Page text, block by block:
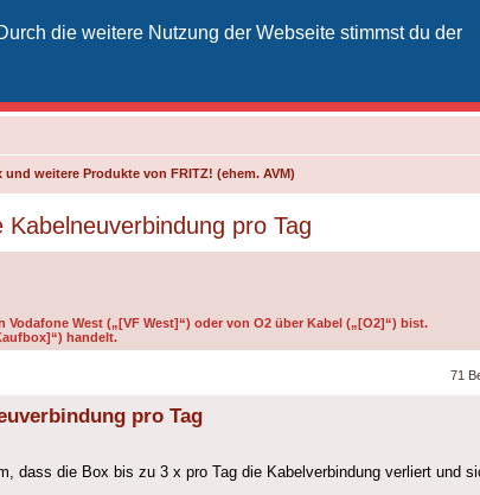
die weitere Nutzung der Webseite stimmst du der
und weitere Produkte von FRITZ! (ehem. AVM)
pro Tag
West („[VF West]“) oder von O2 über Kabel („[O2]“) bist.
handelt.
71
pro Tag
dass die Box bis zu 3 x pro Tag die Kabelverbindung verliert und